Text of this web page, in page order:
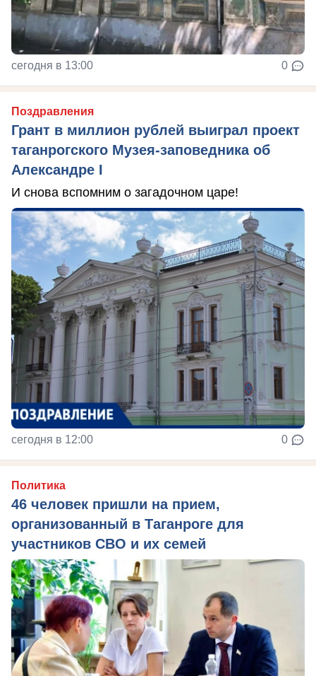
сегодня в 13:00 0
Поздравления
Грант в миллион рублей выиграл проект
таганрогского Музея-заповедника об
Александре I
И снова вспомним о загадочном царе!
сегодня в 12:00 0
Политика
46 человек пришли на прием,
организованный в Таганроге для
участников СВО и их семей